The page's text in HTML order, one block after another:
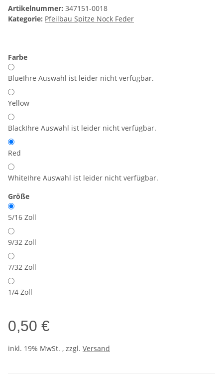
Artikelnummer: 347151-0018
Kategorie: Pfeilbau Spitze Nock Feder
Farbe
BlueIhre Auswahl ist leider nicht verfügbar.
Yellow
BlackIhre Auswahl ist leider nicht verfügbar.
Red
WhiteIhre Auswahl ist leider nicht verfügbar.
Größe
5/16 Zoll
9/32 Zoll
7/32 Zoll
1/4 Zoll
0,50 €
inkl. 19% MwSt. , zzgl. Versand